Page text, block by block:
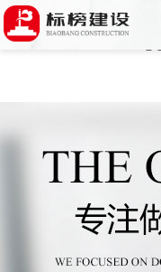
哈密瓜视频,哈
载,哈密瓜视频